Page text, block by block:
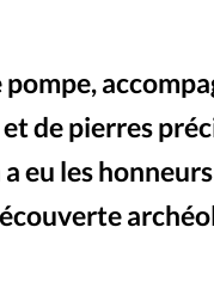
La
À
de pierres
eu les